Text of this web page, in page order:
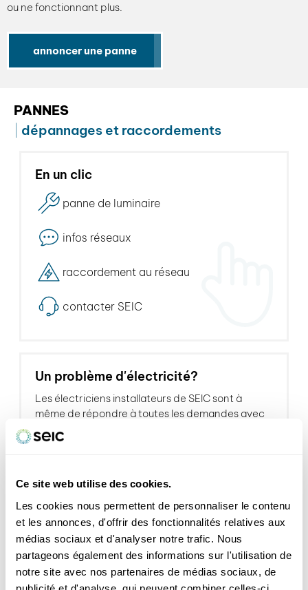
Ce site web utilise des cookies.
Les cookies nous permettent de personnaliser le contenu
et les annonces, d'offrir des fonctionnalités relatives aux
médias sociaux et d'analyser notre trafic. Nous
partageons également des informations sur l'utilisation de
notre site avec nos partenaires de médias sociaux, de
ou ne fonctionnant plus.
annoncer une panne
PANNES
dépannages et raccordements
En un clic
panne de luminaire
infos réseaux
raccordement au réseau
contacter SEIC
Un problème d'électricité?
Les électriciens installateurs de SEIC sont à
même de répondre à toutes les demandes avec
une très grande réactivité.